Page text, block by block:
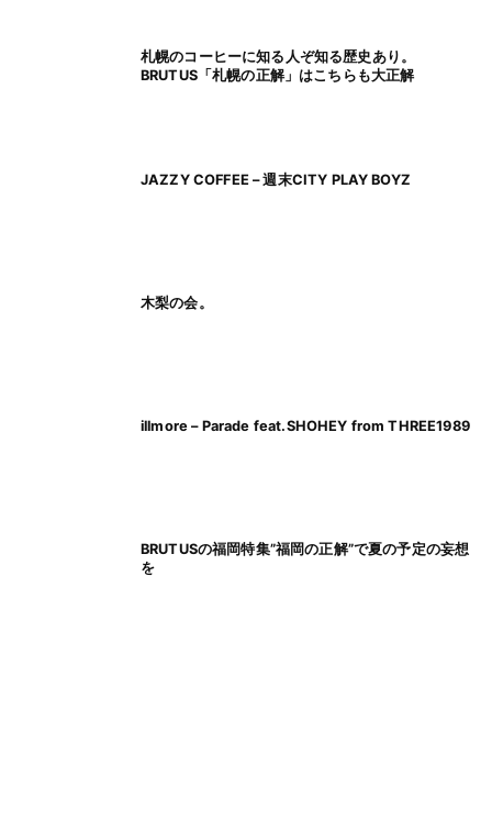
札幌のコーヒーに知る人ぞ知る歴史あり。
BRUTUS「札幌の正解」はこちらも大正解
JAZZY COFFEE – 週末CITY PLAY BOYZ
木梨の会。
illmore – Parade feat.SHOHEY from THREE1989
BRUTUSの福岡特集”福岡の正解”で夏の予定の妄想
を